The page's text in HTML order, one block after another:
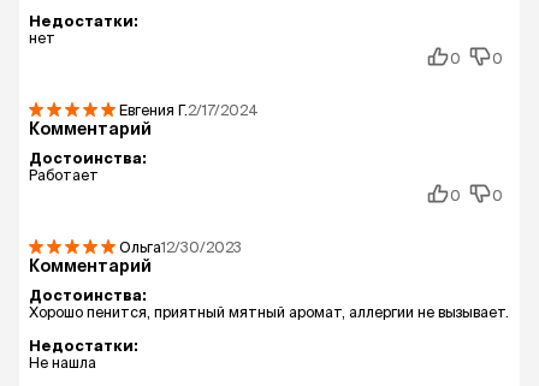
Недостатки:
нет
0
0
Евгения Г.2/17/2024
Комментарий
Достоинства:
Работает
0
0
Ольга12/30/2023
Комментарий
Достоинства:
Хорошо пенится, приятный мятный аромат, аллергии не вызывает.
Недостатки:
Не нашла